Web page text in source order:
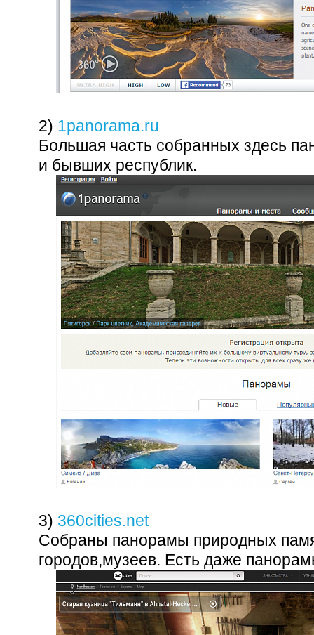
2) 1panorama.ru
Большая часть собранных здесь
и бывших республик.
3) 360cities.net
Собраны панорамы природных
городов,музеев. Есть даже